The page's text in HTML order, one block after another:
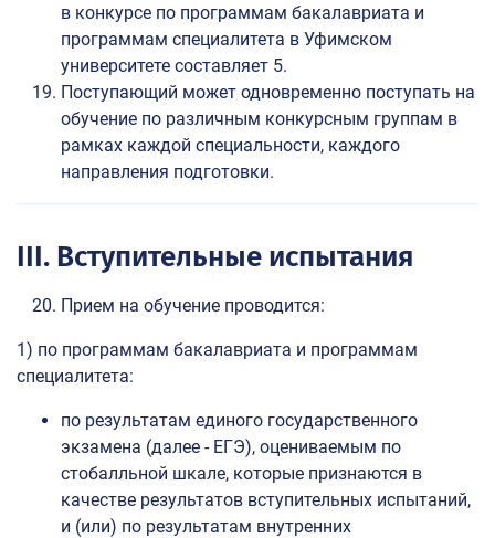
в конкурсе по программам бакалавриата и
программам специалитета в Уфимском
университете составляет 5.
Поступающий может одновременно поступать на
обучение по различным конкурсным группам в
рамках каждой специальности, каждого
направления подготовки.
III. Вступительные испытания
Прием на обучение проводится:
1) по программам бакалавриата и программам
специалитета:
по результатам единого государственного
экзамена (далее - ЕГЭ), оцениваемым по
стобалльной шкале, которые признаются в
качестве результатов вступительных испытаний,
и (или) по результатам внутренних